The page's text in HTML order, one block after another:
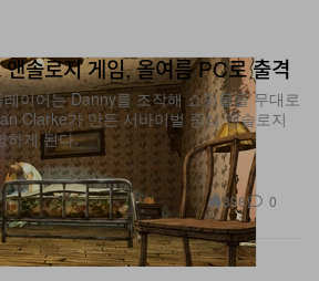
솔로지 게임, 올여름 PC로 출격
이어는 Danny를 조작해 쇼핑몰을 무대로
Clarke가 만든 서바이벌 중심 앤솔로지
하게 된다.
398 0